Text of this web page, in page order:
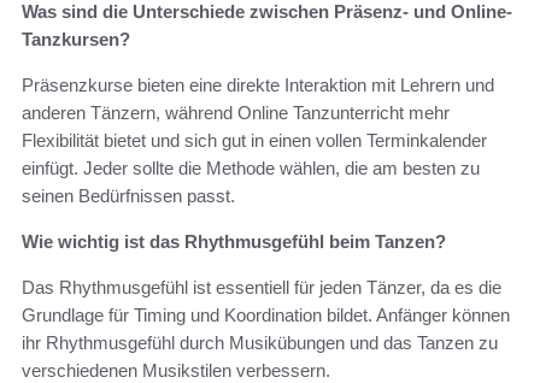
Was sind die Unterschiede zwischen Präsenz- und Online-
Tanzkursen?
Präsenzkurse bieten eine direkte Interaktion mit Lehrern und
anderen Tänzern, während Online Tanzunterricht mehr
Flexibilität bietet und sich gut in einen vollen Terminkalender
einfügt. Jeder sollte die Methode wählen, die am besten zu
seinen Bedürfnissen passt.
Wie wichtig ist das Rhythmusgefühl beim Tanzen?
Das Rhythmusgefühl ist essentiell für jeden Tänzer, da es die
Grundlage für Timing und Koordination bildet. Anfänger können
ihr Rhythmusgefühl durch Musikübungen und das Tanzen zu
verschiedenen Musikstilen verbessern.